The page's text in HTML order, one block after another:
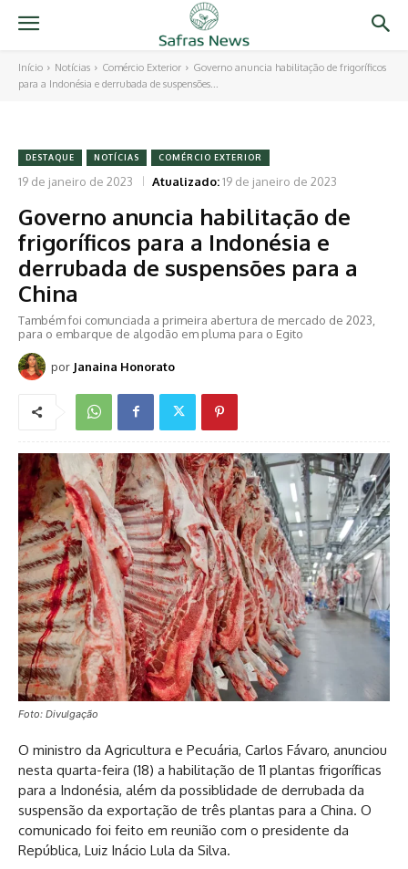
Início Notícias Comércio Exterior
Governo anuncia habilitação de frigoríficos
para a Indonésia e derrubada de suspensões...
DESTAQUE NOTÍCIAS COMÉRCIO EXTERIOR
19 de janeiro de 2023 Atualizado:19 de janeiro de 2023
Governo anuncia habilitação de
frigoríficos para a Indonésia e
derrubada de suspensões para a
China
Também foi comunciada a primeira abertura de mercado de 2023,
para o embarque de algodão em pluma para o Egito
por Janaina Honorato
Foto: Divulgação
O ministro da Agricultura e Pecuária, Carlos Fávaro, anunciou
nesta quarta-feira (18) a habilitação de 11 plantas frigoríficas
para a Indonésia, além da possiblidade de derrubada da
suspensão da exportação de três plantas para a China. O
comunicado foi feito em reunião com o presidente da
República, Luiz Inácio Lula da Silva.